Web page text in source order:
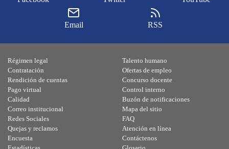
Email RSS
Régimen legal
Contratación
Rendición de cuentas
Pago virtual
Calidad
Talento humano
Ofertas de empleo
Concurso docente
Control interno
Buzón de notificaciones
Correo institucional
Redes Sociales
Quejas y reclamos
Encuesta
Mapa del sitio
FAQ
Atención en línea
Contáctenos